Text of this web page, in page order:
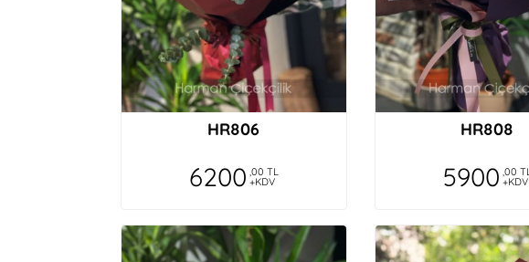
HR806
6200 ,00 TL
+KDV
HR808
5900 ,00 TL
+KDV